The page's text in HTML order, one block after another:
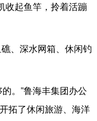
收起鱼竿，拎着活蹦
、深水网箱、休闲钓
。”鲁海丰集团办公
拓了休闲旅游、海洋